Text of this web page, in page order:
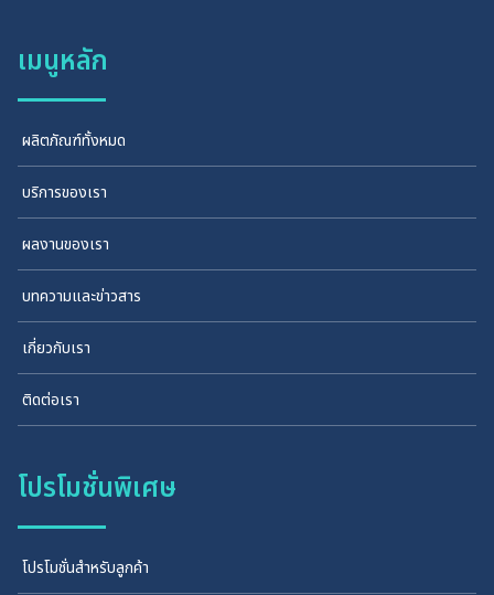
เมนูหลัก
ผลิตภัณฑ์ทั้งหมด
บริการของเรา
ผลงานของเรา
บทความและข่าวสาร
เกี่ยวกับเรา
ติดต่อเรา
โปรโมชั่นพิเศษ
โปรโมชั่นสำหรับลูกค้า